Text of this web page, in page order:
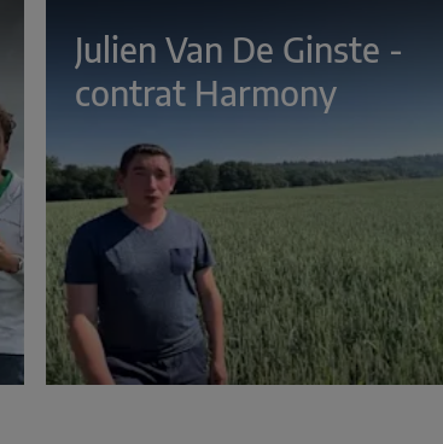
Julien Van De Ginste -
contrat Harmony